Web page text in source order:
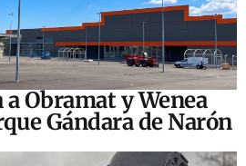
Obramat y Wenea
Gándara de Narón